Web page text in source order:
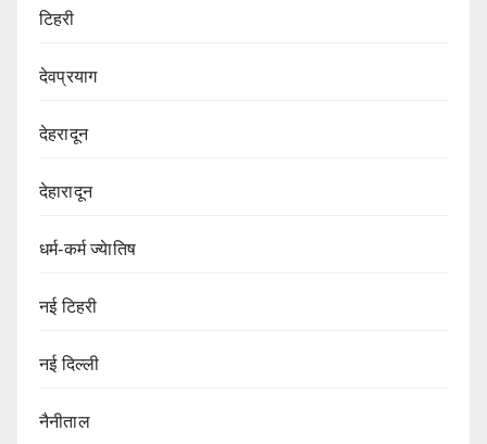
टिहरी
देवप्रयाग
देहरादून
देहारादून
धर्म-कर्म ज्येातिष
नई टिहरी
नई दिल्ली
नैनीताल